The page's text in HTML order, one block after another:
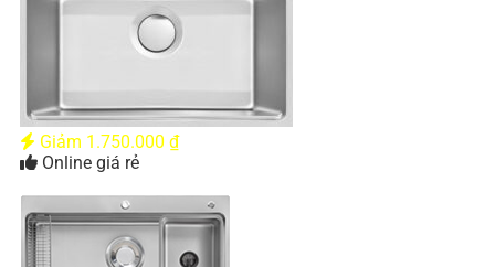
Giảm 1.750.000 ₫
Online giá rẻ